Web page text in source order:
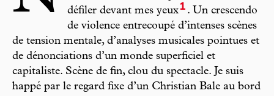
défiler devant mes yeux1 . Un crescendo
de violence entrecoupé d’intenses scènes
de tension mentale, d’analyses musicales pointues et
de dénonciations d’un monde superficiel et
capitaliste. Scène de fin, clou du spectacle. Je suis
happé par le regard fixe d’un Christian Bale au bord